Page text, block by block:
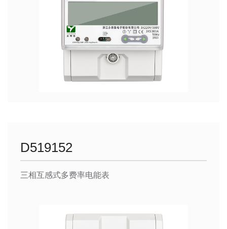
D519152
三相互感式多费率电能表